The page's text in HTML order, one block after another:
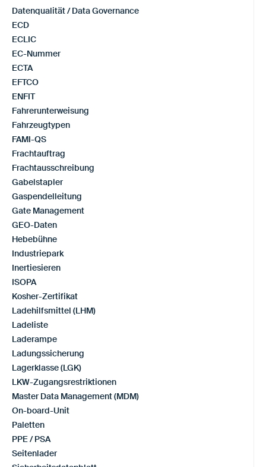
Datenqualität / Data Governance
ECD
ECLIC
EC-Nummer
ECTA
EFTCO
ENFIT
Fahrerunterweisung
Fahrzeugtypen
FAMI-QS
Frachtauftrag
Frachtausschreibung
Gabelstapler
Gaspendelleitung
Gate Management
GEO-Daten
Hebebühne
Industriepark
Inertiesieren
ISOPA
Kosher-Zertifikat
Ladehilfsmittel (LHM)
Ladeliste
Laderampe
Ladungssicherung
Lagerklasse (LGK)
LKW-Zugangsrestriktionen
Master Data Management (MDM)
On-board-Unit
Paletten
PPE / PSA
Seitenlader